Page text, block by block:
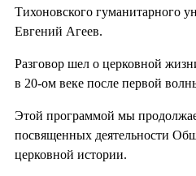
Тихоновского гуманитарного
Евгений Агеев.
Разговор шел о церковной
в 20-ом веке после первой
Этой программой мы
посвященных деятельности
церковной истории.